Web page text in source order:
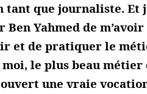
tant que journaliste. Et
Yahmed de m’avoir
et de pratiquer le
le plus beau métier
une vraie